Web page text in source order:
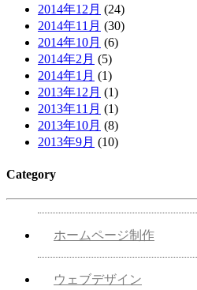
2014年12月 (24)
2014年11月 (30)
2014年10月 (6)
2014年2月 (5)
2014年1月 (1)
2013年12月 (1)
2013年11月 (1)
2013年10月 (8)
2013年9月 (10)
Category
ホームページ制作
ウェブデザイン